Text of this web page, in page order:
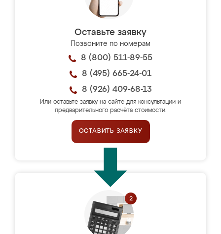
Оставьте заявку
Позвоните по номерам
8 (800) 511-89-55
8 (495) 665-24-01
8 (926) 409-68-13
Или оставьте заявку на сайте для консультации и
предварительного расчёта стоимости.
ОСТАВИТЬ ЗАЯВКУ